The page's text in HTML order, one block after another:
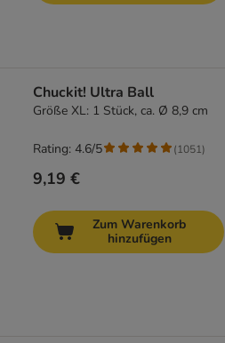
Chuckit! Ultra Ball
Größe XL: 1 Stück, ca. Ø 8,9 cm
9,19 €
Rating: 4.6/5 (1051)
Zum Warenkorb
hinzufügen